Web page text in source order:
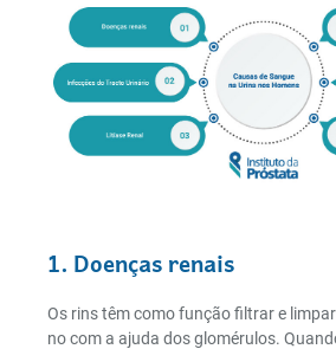
1. Doenças renais
Os rins têm como função filtrar e
no com a ajuda dos glomérulos.